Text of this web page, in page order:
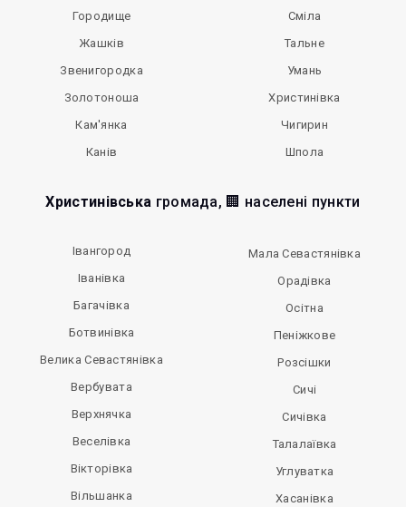
Городище
Жашків
Звенигородка
Золотоноша
Кам'янка
Канів
Сміла
Тальне
Умань
Христинівка
Чигирин
Шпола
Христинівська громада, 🏢 населені пункти
Івангород
Іванівка
Багачівка
Ботвинівка
Велика Севастянівка
Вербувата
Верхнячка
Веселівка
Вікторівка
Вільшанка
Мала Севастянівка
Орадівка
Осітна
Пеніжкове
Розсішки
Сичі
Сичівка
Талалаївка
Углуватка
Хасанівка